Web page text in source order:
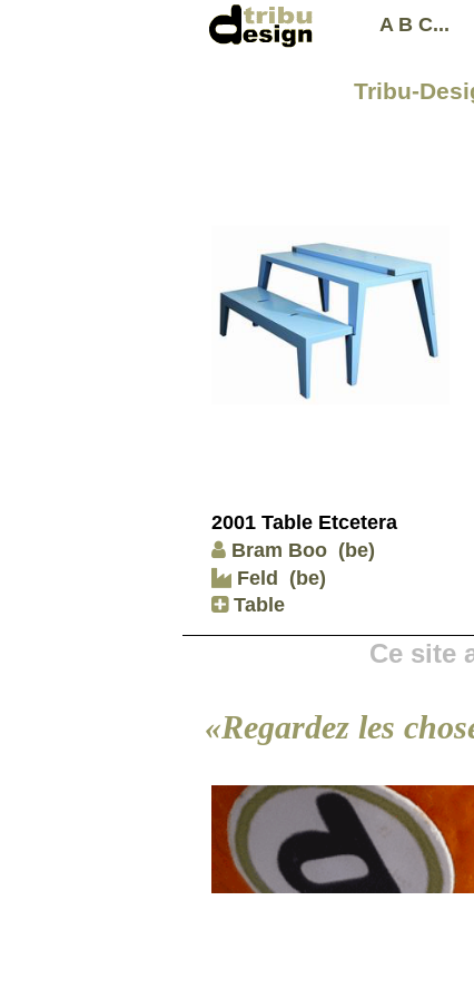
A B C...
Tribu-
2001 Table Etcetera
Bram Boo (be)
Feld (be)
Table
Ce site
«Regardez les